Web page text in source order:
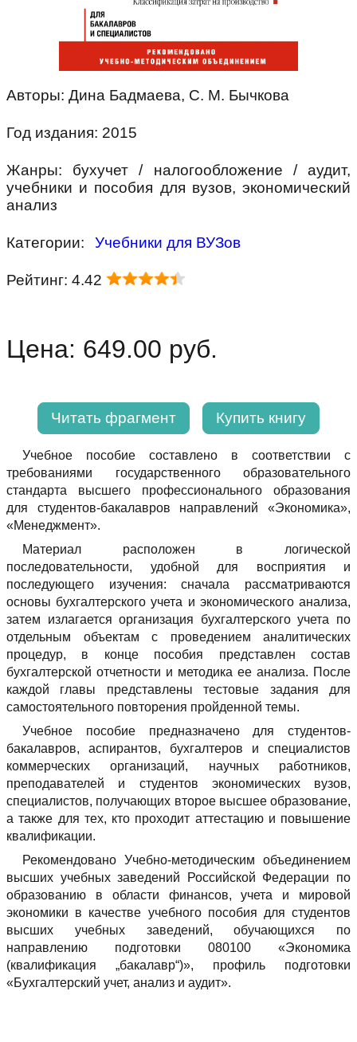
Авторы: Дина Бадмаева, С. М. Бычкова
Год издания: 2015
Жанры: бухучет / налогообложение / аудит,
учебники и пособия для вузов, экономический
анализ
Категории: Учебники для ВУЗов
Рейтинг: 4.42
Цена: 649.00 руб.
Читать фрагмент Купить книгу
Учебное пособие составлено в соответствии с
требованиями государственного образовательного
стандарта высшего профессионального образования
для студентов-бакалавров направлений «Экономика»,
«Менеджмент».
Материал расположен в логической
последовательности, удобной для восприятия и
последующего изучения: сначала рассматриваются
основы бухгалтерского учета и экономического анализа,
затем излагается организация бухгалтерского учета по
отдельным объектам с проведением аналитических
процедур, в конце пособия представлен состав
бухгалтерской отчетности и методика ее анализа. После
каждой главы представлены тестовые задания для
самостоятельного повторения пройденной темы.
Учебное пособие предназначено для студентов-
бакалавров, аспирантов, бухгалтеров и специалистов
коммерческих организаций, научных работников,
преподавателей и студентов экономических вузов,
специалистов, получающих второе высшее образование,
а также для тех, кто проходит аттестацию и повышение
квалификации.
Рекомендовано Учебно-методическим объединением
высших учебных заведений Российской Федерации по
образованию в области финансов, учета и мировой
экономики в качестве учебного пособия для студентов
высших учебных заведений, обучающихся по
направлению подготовки 080100 «Экономика
(квалификация „бакалавр“)», профиль подготовки
«Бухгалтерский учет, анализ и аудит».